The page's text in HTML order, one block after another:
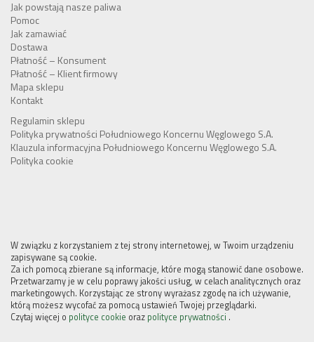
Jak powstają nasze paliwa
Pomoc
Jak zamawiać
Dostawa
Płatność – Konsument
Płatność – Klient firmowy
Mapa sklepu
Kontakt
Regulamin sklepu
Polityka prywatności Południowego Koncernu Węglowego S.A.
Klauzula informacyjna Południowego Koncernu Węglowego S.A.
Polityka cookie
W związku z korzystaniem z tej strony internetowej, w Twoim urządzeniu
zapisywane są cookie.
Za ich pomocą zbierane są informacje, które mogą stanowić dane osobowe.
Przetwarzamy je w celu poprawy jakości usług, w celach analitycznych oraz
marketingowych. Korzystając ze strony wyrażasz zgodę na ich używanie,
którą możesz wycofać za pomocą ustawień Twojej przeglądarki.
Czytaj więcej o polityce cookie oraz polityce prywatności .